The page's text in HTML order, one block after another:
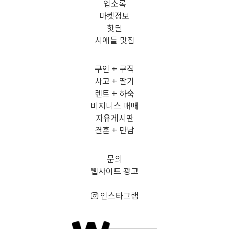
업소록
마켓정보
핫딜
시애틀 맛집
구인 + 구직
사고 + 팔기
렌트 + 하숙
비지니스 매매
자유게시판
결혼 + 만남
문의
웹사이트 광고
인스타그램